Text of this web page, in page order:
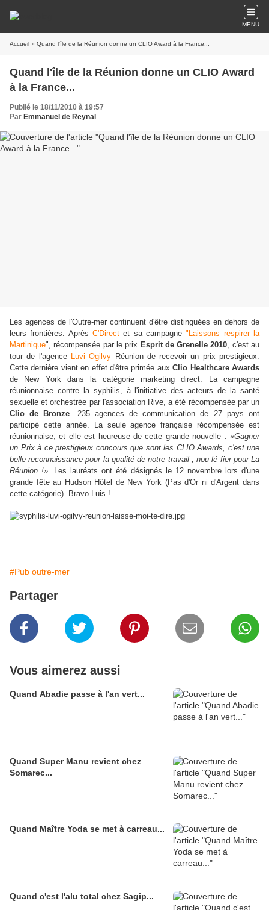
MENU
Accueil » Quand l'île de la Réunion donne un CLIO Award à la France...
Quand l'île de la Réunion donne un CLIO Award
à la France...
Publié le 18/11/2010 à 19:57
Par Emmanuel de Reynal
Les agences de l'Outre-mer continuent d'être distinguées en dehors de
leurs frontières. Après C'Direct et sa campagne"Laissons respirer la
Martinique", récompensée par le prix Esprit de Grenelle 2010, c'est au
tour de l'agence Luvi Ogilvy Réunion de recevoir un prix prestigieux.
Cette dernière vient en effet d'être primée auxClio Healthcare Awards
de New York dans la catégorie marketing direct. La campagne
réunionnaise contre la syphilis, à l'initiative des acteurs de la santé
sexuelle et orchestrée par l'association Rive, a été récompensée par un
Clio de Bronze. 235 agences de communication de 27 pays ont
participé cette année. La seule agence française récompensée est
réunionnaise, et elle est heureuse de cette grande nouvelle : «Gagner
un Prix à ce prestigieux concours que sont les CLIO Awards, c'est une
belle reconnaissance pour la qualité de notre travail ; nou lé fier pour La
Réunion !».
Les lauréats ont été désignés le 12 novembre lors d'une
grande fête au Hudson Hôtel de New York (Pas d'Or ni d'Argent dans
cette catégorie). Bravo Luis !
#Pub outre-mer
Partager
Vous aimerez aussi
Quand Abadie passe à l'an vert...
Quand Super Manu revient chez
Somarec...
Quand Maître Yoda se met à carreau...
Quand c'est l'alu total chez Sagip...